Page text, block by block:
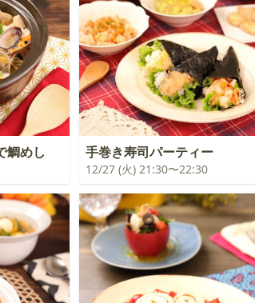
鯛めし 手巻き寿司パーティー
12/27 (火) 21:30〜22:30